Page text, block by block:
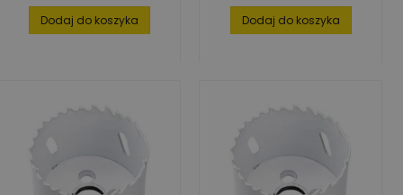
Dodaj do koszyka Dodaj do koszyka